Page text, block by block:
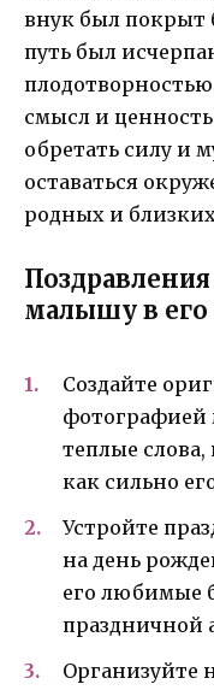
внук был покрыт
путь был
смысл и
обретать силу и
оставаться
родных и
малышу в
Создайте
фотографией
теплые
как сильно
Устройте
на день
его любимые
праздничной
Организуйте